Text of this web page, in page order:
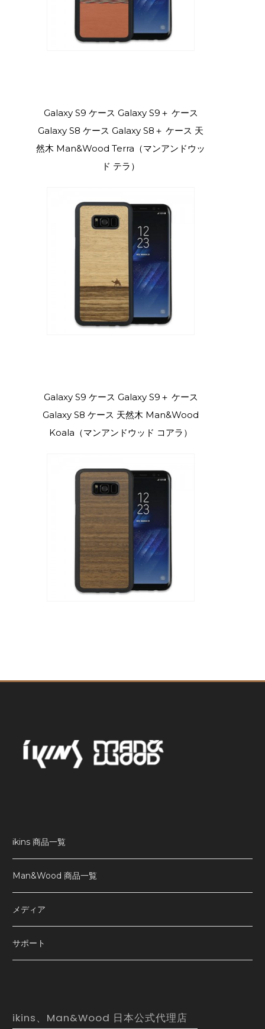
Galaxy S9 ケース Galaxy S9＋ ケース
Galaxy S8 ケース Galaxy S8＋ ケース 天
然木 Man&Wood Terra（マンアンドウッ
ド テラ）
Galaxy S9 ケース Galaxy S9＋ ケース
Galaxy S8 ケース 天然木 Man&Wood
Koala（マンアンドウッド コアラ）
ikins 商品一覧
Man&Wood 商品一覧
メディア
サポート
ikins、Man&Wood 日本公式代理店